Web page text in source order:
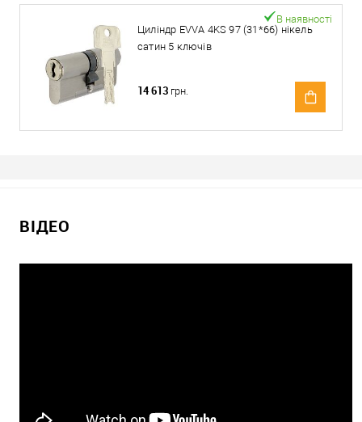
Циліндр EVVA 4KS 97 (31*66) нікель
сатин 5 ключів
В наявності
14 613 грн.
ВІДЕО